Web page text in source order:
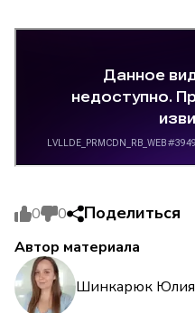
0 0 Поделиться
Автор материала
Шинкарюк Юлия